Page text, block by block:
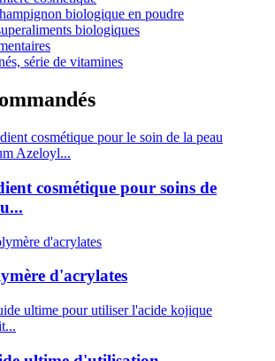
cosmétique pour soins de
d'acrylates